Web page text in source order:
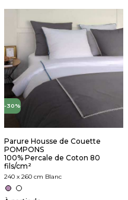
-30%
Parure Housse de Couette
POMPONS
100% Percale de Coton 80
fils/cm²
240 x 260 cm Blanc